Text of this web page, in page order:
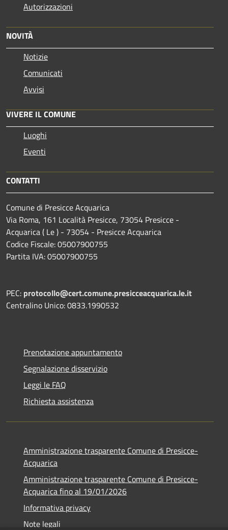
Autorizzazioni
NOVITÀ
Notizie
Comunicati
Avvisi
VIVERE IL COMUNE
Luoghi
Eventi
CONTATTI
Comune di Presicce Acquarica
Via Roma, 161 Località Presicce, 73054 Presicce -
Acquarica ( Le ) - 73054 - Presicce Acquarica
Codice Fiscale: 05007900755
Partita IVA: 05007900755
PEC: protocollo@cert.comune.presicceacquarica.le.it
Centralino Unico: 0833.1990532
Prenotazione appuntamento
Segnalazione disservizio
Leggi le FAQ
Richiesta assistenza
Amministrazione trasparente Comune di Presicce-
Acquarica
Amministrazione trasparente Comune di Presicce-
Acquarica fino al 19/01/2026
Informativa privacy
Note legali